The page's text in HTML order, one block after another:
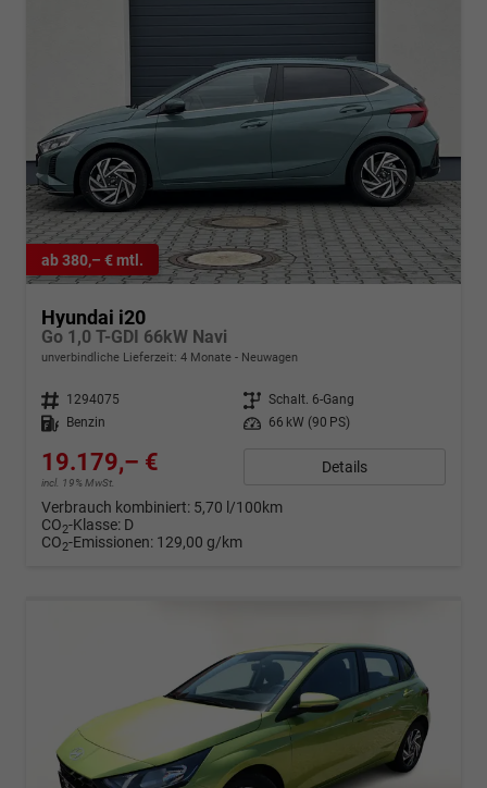
ab 380,– € mtl.
Hyundai i20
Go 1,0 T-GDI 66kW Navi
unverbindliche Lieferzeit: 4 Monate Neuwagen
Fahrzeugnr. 1294075 Getriebe Schalt. 6-Gang
Kraftstoff
Benzin Leistung 66 kW (90 PS)
19.179,– €
incl. 19% MwSt.
Details
Verbrauch kombiniert: 5,70 l/100km
CO2-Klasse: D
CO2-Emissionen: 129,00 g/km